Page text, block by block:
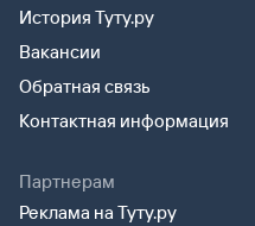
История Туту.ру
Вакансии
Обратная связь
Контактная информация
Партнерам
Реклама на Туту.ру